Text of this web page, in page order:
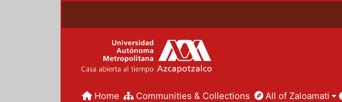
Home Communities & Collections All of Zaloamati